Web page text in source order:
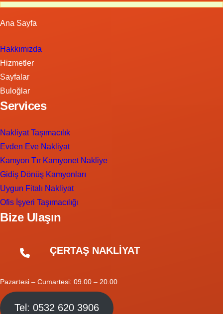
Ana Sayfa
Hakkımızda
Hizmetler
Sayfalar
Buloğlar
Services
Nakliyat Taşımacılık
Evden Eve Nakliyat
Kamyon Tır Kamyonet Nakliye
Gidiş Dönüş Kamyonları
Uygun Fitalı Nakliyat
Ofis İşyeri Taşımacılığı
Bize Ulaşın
ÇERTAŞ NAKLİYAT
Pazartesi – Cumartesi: 09.00 – 20.00
Tel: 0532 620 3906